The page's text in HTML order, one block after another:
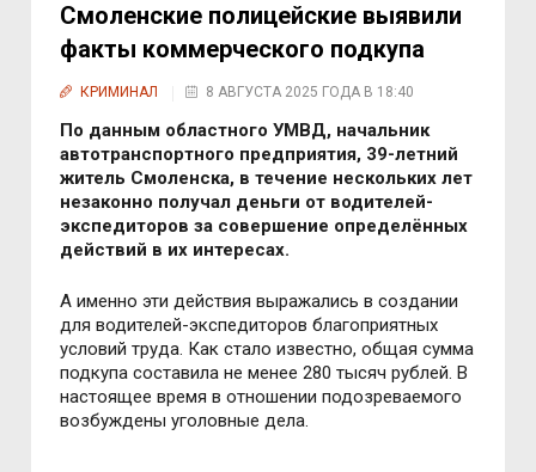
Смоленские полицейские выявили
факты коммерческого подкупа
КРИМИНАЛ 8 АВГУСТА 2025 ГОДА В 18:40
По данным областного УМВД, начальник
автотранспортного предприятия, 39-летний
житель Смоленска, в течение нескольких лет
незаконно получал деньги от водителей-
экспедиторов за совершение определённых
действий в их интересах.
А именно эти действия выражались в создании
для водителей-экспедиторов благоприятных
условий труда. Как стало известно, общая сумма
подкупа составила не менее 280 тысяч рублей. В
настоящее время в отношении подозреваемого
возбуждены уголовные дела.